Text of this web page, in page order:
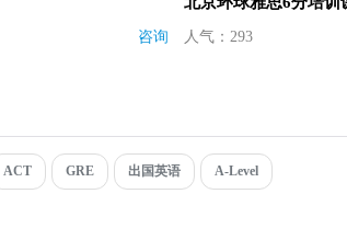
咨询 人气：293
ACT GRE 出国英语 A-Level